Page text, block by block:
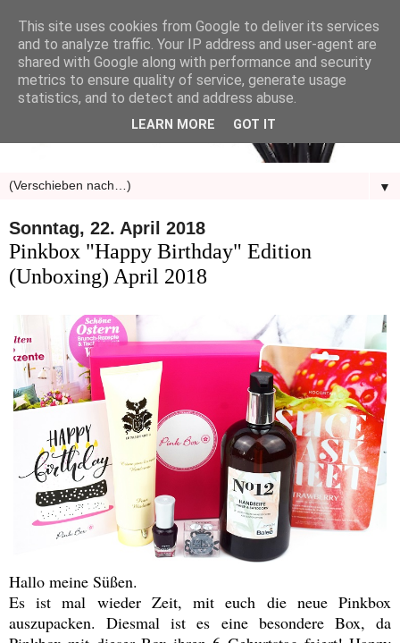
▼
Sonntag, 22. April 2018
Pinkbox "Happy Birthday" Edition
(Unboxing) April 2018
Hallo meine Süßen.
Es ist mal wieder Zeit, mit euch die neue Pinkbox
auszupacken. Diesmal ist es eine besondere Box, da
This site uses cookies from Google to deliver its services
and to analyze traffic. Your IP address and user-agent are
shared with Google along with performance and security
metrics to ensure quality of service, generate usage
statistics, and to detect and address abuse.
LEARN MORE GOT IT